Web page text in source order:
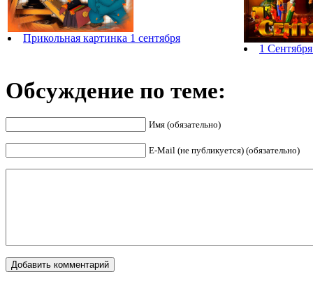
Прикольная картинка 1 сентября
1
Обсуждение по теме:
Имя (обязательно)
E-Mail (не публикуется) (обязательно)